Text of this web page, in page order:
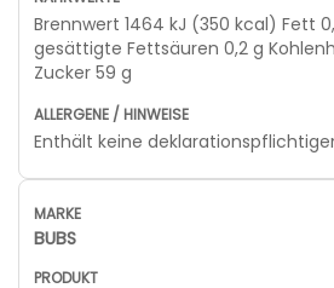
Brennwert 1464 kJ (350 kcal) Fett
gesättigte Fettsäuren 0,2 g
Zucker 59 g
Enthält keine
BUBS